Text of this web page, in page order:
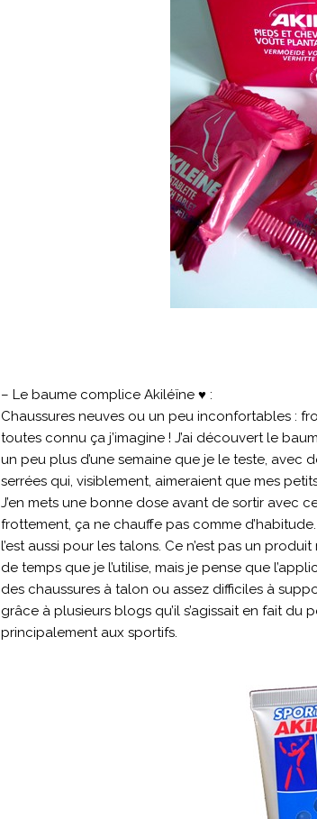
– Le baume complice Akiléïne ♥ :
Chaussures neuves ou un peu inconfortables :
toutes connu ça j’imagine ! J’ai découvert le
un peu plus d’une semaine que je le teste, avec
serrées qui, visiblement, aimeraient que mes
J’en mets une bonne dose avant de sortir avec
frottement, ça ne chauffe pas comme
l’est aussi pour les talons. Ce n’est pas un
de temps que je l’utilise, mais je pense que
des chaussures à talon ou assez difficiles à
grâce à plusieurs blogs qu’il s’agissait en fait du
principalement aux sportifs.